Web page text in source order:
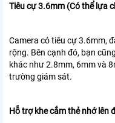
Tiêu cự 3.6mm (Có thể lựa
Camera có tiêu cự 3.6mm,
rộng. Bên cạnh đó, bạn
khác như 2.8mm, 6mm và
trường giám sát.
Hỗ trợ khe cắm thẻ nhớ lên